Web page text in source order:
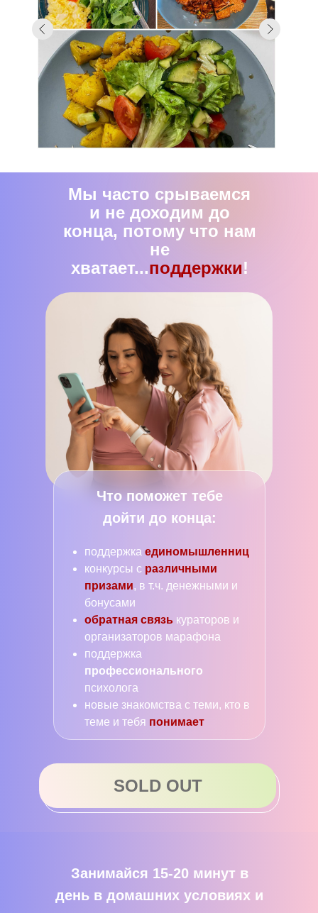
SOLD OUT
поддержка единомышленниц
конкурсы с различными
призами, в т.ч. денежными и
бонусами
обратная связь кураторов и
организаторов марафона
поддержка
профессионального
психолога
новые знакомства с теми, кто в
теме и тебя понимает
Мы часто срываемся
и не доходим до
конца, потому что нам
не
хватает...поддержки!
Что поможет тебе
дойти до конца:
Занимайся 15-20 минут в
день в домашних условиях и